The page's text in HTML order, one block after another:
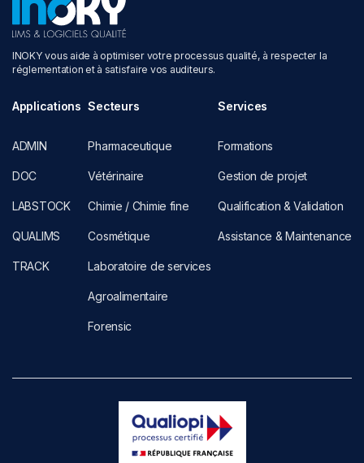
INOKY vous aide à optimiser votre processus qualité, à respecter la
réglementation et à satisfaire vos auditeurs.
Applications
ADMIN
DOC
LABSTOCK
QUALIMS
TRACK
Secteurs
Pharmaceutique
Vétérinaire
Chimie / Chimie fine
Cosmétique
Laboratoire de services
Agroalimentaire
Forensic
Services
Formations
Gestion de projet
Qualification & Validation
Assistance & Maintenance